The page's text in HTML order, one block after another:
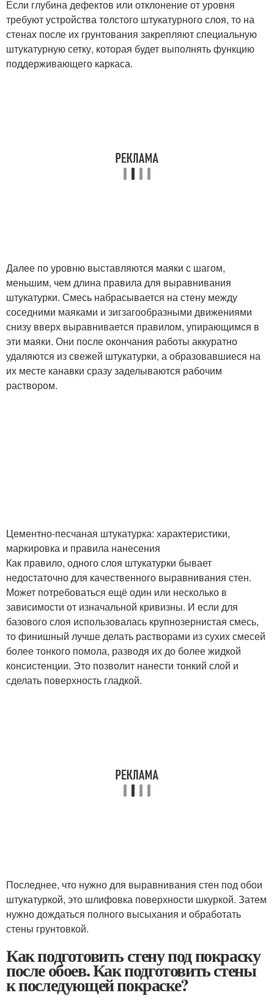
Если глубина дефектов или отклонение от уровня
требуют устройства толстого штукатурного слоя, то на
стенах после их грунтования закрепляют специальную
штукатурную сетку, которая будет выполнять функцию
поддерживающего каркаса.
Далее по уровню выставляются маяки с шагом,
меньшим, чем длина правила для выравнивания
штукатурки. Смесь набрасывается на стену между
соседними маяками и зигзагообразными движениями
снизу вверх выравнивается правилом, упирающимся в
эти маяки. Они после окончания работы аккуратно
удаляются из свежей штукатурки, а образовавшиеся на
их месте канавки сразу заделываются рабочим
раствором.
Цементно-песчаная штукатурка: характеристики,
маркировка и правила нанесения
Как правило, одного слоя штукатурки бывает
недостаточно для качественного выравнивания стен.
Может потребоваться ещё один или несколько в
зависимости от изначальной кривизны. И если для
базового слоя использовалась крупнозернистая смесь,
то финишный лучше делать растворами из сухих смесей
более тонкого помола, разводя их до более жидкой
консистенции. Это позволит нанести тонкий слой и
сделать поверхность гладкой.
Последнее, что нужно для выравнивания стен под обои
штукатуркой, это шлифовка поверхности шкуркой. Затем
нужно дождаться полного высыхания и обработать
стены грунтовкой.
Как подготовить стену под покраску
после обоев. Как подготовить стены
к последующей покраске?